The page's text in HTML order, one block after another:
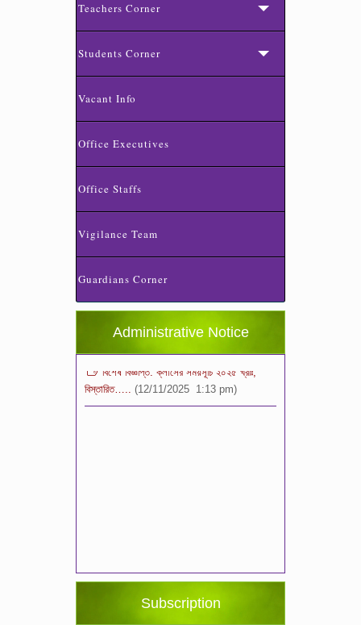
Teachers Corner
Students Corner
Vacant Info
Office Executives
Office Staffs
Vigilance Team
Guardians Corner
Administrative Notice
স্কুলের ছুটির তালিকা ও বর্ষপঞ্জি – ২০২৬
(20/07/2026 2:14 pm)
শ্রেণি পযর্ন্ত ফরম বিতরন চলছে… বিস্তারিত
বিশেষ বিজ্ঞপ্তি: ক্লাসের সময়সূচি ২০২৫ খ্রীঃ,
বিস্তারিত….. (12/11/2025 1:13 pm)
Subscription